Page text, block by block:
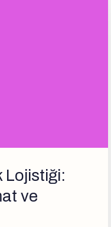
Lojistiği:
ve